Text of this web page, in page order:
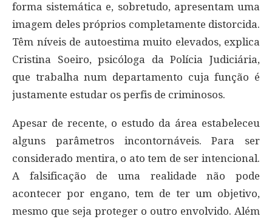
forma sistemática e, sobretudo, apresentam uma
imagem deles próprios completamente distorcida.
Têm níveis de autoestima muito elevados, explica
Cristina Soeiro, psicóloga da Polícia Judiciária,
que trabalha num departamento cuja função é
justamente estudar os perfis de criminosos.
Apesar de recente, o estudo da área estabeleceu
alguns parâmetros incontornáveis. Para ser
considerado mentira, o ato tem de ser intencional.
A falsificação de uma realidade não pode
acontecer por engano, tem de ter um objetivo,
mesmo que seja proteger o outro envolvido. Além